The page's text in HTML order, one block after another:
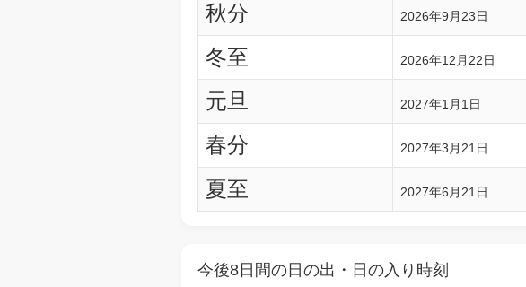
秋分 2026年9月23日
冬至
2026年12月22日
元旦
2027年1月1日
春分
2027年3月21日
夏至
2027年6月21日
今後8日間の日の出・日の入り時刻